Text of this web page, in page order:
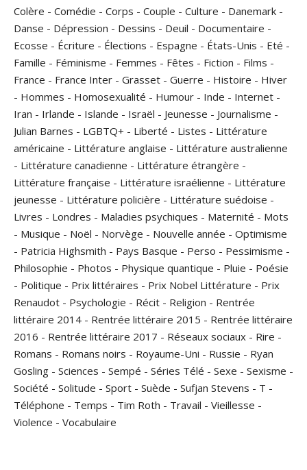
Colère - Comédie - Corps - Couple - Culture - Danemark -
Danse - Dépression - Dessins - Deuil - Documentaire -
Ecosse - Écriture - Élections - Espagne - États-Unis - Eté -
Famille - Féminisme - Femmes - Fêtes - Fiction - Films -
France - France Inter - Grasset - Guerre - Histoire - Hiver
- Hommes - Homosexualité - Humour - Inde - Internet -
Iran - Irlande - Islande - Israël - Jeunesse - Journalisme -
Julian Barnes - LGBTQ+ - Liberté - Listes - Littérature
américaine - Littérature anglaise - Littérature australienne
- Littérature canadienne - Littérature étrangère -
Littérature française - Littérature israélienne - Littérature
jeunesse - Littérature policière - Littérature suédoise -
Livres - Londres - Maladies psychiques - Maternité - Mots
- Musique - Noël - Norvège - Nouvelle année - Optimisme
- Patricia Highsmith - Pays Basque - Perso - Pessimisme -
Philosophie - Photos - Physique quantique - Pluie - Poésie
- Politique - Prix littéraires - Prix Nobel Littérature - Prix
Renaudot - Psychologie - Récit - Religion - Rentrée
littéraire 2014 - Rentrée littéraire 2015 - Rentrée littéraire
2016 - Rentrée littéraire 2017 - Réseaux sociaux - Rire -
Romans - Romans noirs - Royaume-Uni - Russie - Ryan
Gosling - Sciences - Sempé - Séries Télé - Sexe - Sexisme -
Société - Solitude - Sport - Suède - Sufjan Stevens - T -
Téléphone - Temps - Tim Roth - Travail - Vieillesse -
Violence - Vocabulaire